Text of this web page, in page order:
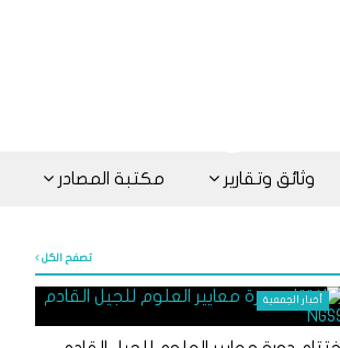
وثائق وتقارير مكتبة المصادر
تصفح الكل
أخبار الجمعية